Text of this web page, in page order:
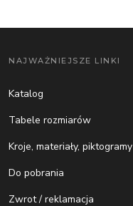
NAJWAŻNIEJSZE LINKI
Katalog
Tabele rozmiarów
Kroje, materiały, piktogramy
Do pobrania
Zwrot / reklamacja